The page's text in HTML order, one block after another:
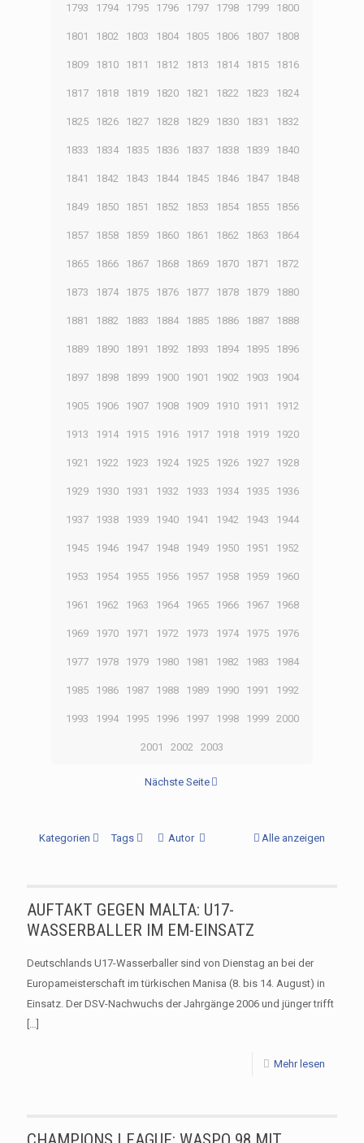
1793 1794 1795 1796 1797 1798 1799 1800
1801 1802 1803 1804 1805 1806 1807 1808
1809 1810 1811 1812 1813 1814 1815 1816
1817 1818 1819 1820 1821 1822 1823 1824
1825 1826 1827 1828 1829 1830 1831 1832
1833 1834 1835 1836 1837 1838 1839 1840
1841 1842 1843 1844 1845 1846 1847 1848
1849 1850 1851 1852 1853 1854 1855 1856
1857 1858 1859 1860 1861 1862 1863 1864
1865 1866 1867 1868 1869 1870 1871 1872
1873 1874 1875 1876 1877 1878 1879 1880
1881 1882 1883 1884 1885 1886 1887 1888
1889 1890 1891 1892 1893 1894 1895 1896
1897 1898 1899 1900 1901 1902 1903 1904
1905 1906 1907 1908 1909 1910 1911 1912
1913 1914 1915 1916 1917 1918 1919 1920
1921 1922 1923 1924 1925 1926 1927 1928
1929 1930 1931 1932 1933 1934 1935 1936
1937 1938 1939 1940 1941 1942 1943 1944
1945 1946 1947 1948 1949 1950 1951 1952
1953 1954 1955 1956 1957 1958 1959 1960
1961 1962 1963 1964 1965 1966 1967 1968
1969 1970 1971 1972 1973 1974 1975 1976
1977 1978 1979 1980 1981 1982 1983 1984
1985 1986 1987 1988 1989 1990 1991 1992
1993 1994 1995 1996 1997 1998 1999 2000
2001 2002 2003
Nächste Seite
Kategorien Tags Autor Alle anzeigen
AUFTAKT GEGEN MALTA: U17-
WASSERBALLER IM EM-EINSATZ
Deutschlands U17-Wasserballer sind von Dienstag an bei der
Europameisterschaft im türkischen Manisa (8. bis 14. August) in
Einsatz. Der DSV-Nachwuchs der Jahrgänge 2006 und jünger trifft
[…]
Mehr lesen